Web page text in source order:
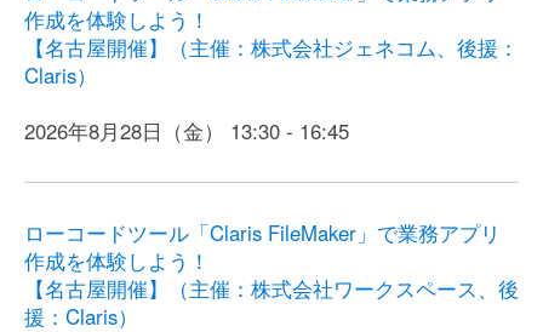
作成を体験しよう！
【名古屋開催】（主催：株式会社ジェネコム、後援：
Claris）
2026年8月28日（金） 13:30 - 16:45
ローコードツール「Claris FileMaker」で業務アプリ
作成を体験しよう！
【名古屋開催】（主催：株式会社ワークスペース、後
援：Claris）